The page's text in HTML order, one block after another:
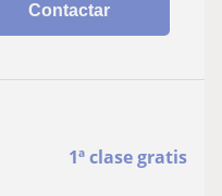
Contactar
1ª clase gratis